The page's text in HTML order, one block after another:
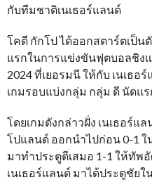
กับทีมชาติเนเธอร์แลนด์
โคดี กักโป ได้ออกสตาร์ตเป็น
แรกในการแข่งขันฟุตบอลชิง
2024 ที่เยอรมนี ให้กับ เนเธ
เกมรอบแบ่งกลุ่ม กลุ่ม ดี นัดแร
โดยเกมดังกล่าวฝั่ง เนเธอร์แ
โปแลนด์ ออกนำไปก่อน 0-1 ใ
มาทำประตูตีเสมอ 1-1 ให้ทัพ
เนเธอร์แลนด์ มาได้ประตูชัยใ